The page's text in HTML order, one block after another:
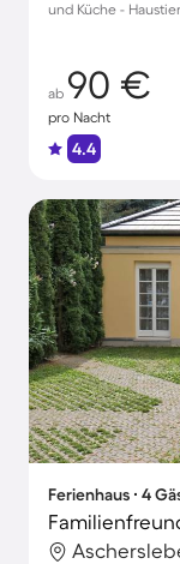
und Küche -
ab 90 €
pro Nacht
4.4
Ferienhaus ∙ 4